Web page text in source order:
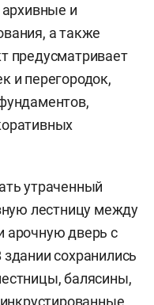
архивные и
а также
предусматривает
и перегородок,
утраченный
лестницу между
дверь с
сохранились
балясины,